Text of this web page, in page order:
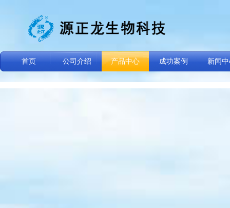
首页 公司介绍 产品中心 成功案例 新闻